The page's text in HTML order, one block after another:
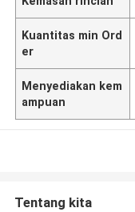
Kuantitas min Ord
er
Menyediakan kem
ampuan
Tentang kita